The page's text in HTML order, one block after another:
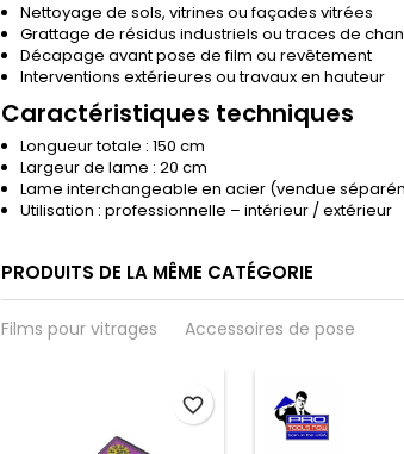
Nettoyage de sols, vitrines ou façades vitrées
Grattage de résidus industriels ou traces de
Décapage avant pose de film ou revêtement
Interventions extérieures ou travaux en hauteur
Caractéristiques techniques
Longueur totale : 150 cm
Largeur de lame : 20 cm
Lame interchangeable en acier (vendue
Utilisation : professionnelle – intérieur / extérieur
PRODUITS DE LA MÊME CATÉGORIE
Films pour vitrages Accessoires de pose
favorite_border